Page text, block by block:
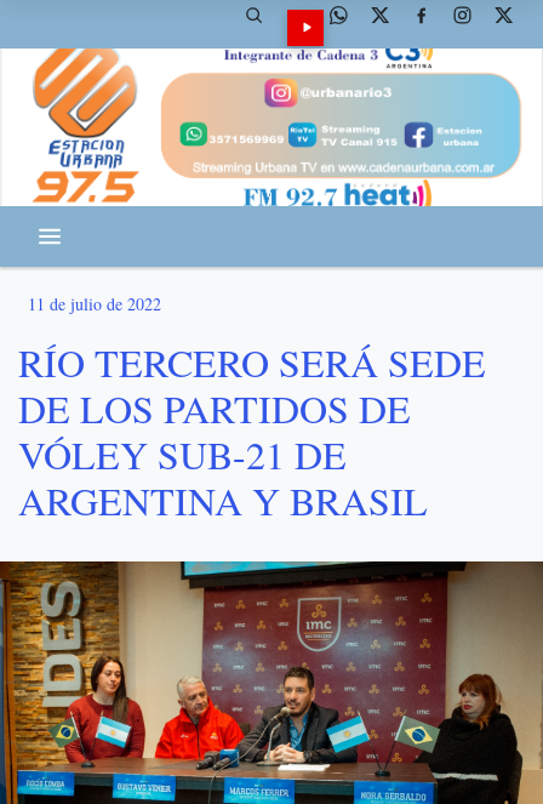
11 de julio de 2022
RÍO TERCERO SERÁ SEDE
DE LOS PARTIDOS DE
VÓLEY SUB-21 DE
ARGENTINA Y BRASIL